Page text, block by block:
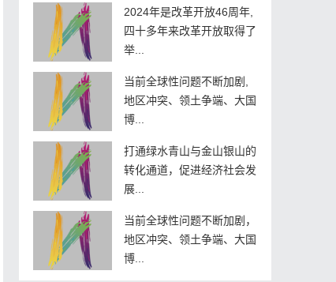
2024年是改革开放46周年,
四十多年来改革开放取得了
举...
当前全球性问题不断加剧,
地区冲突、领土争端、大国
博...
打通绿水青山与金山银山的
转化通道，促进经济社会发
展...
当前全球性问题不断加剧，
地区冲突、领土争端、大国
博...